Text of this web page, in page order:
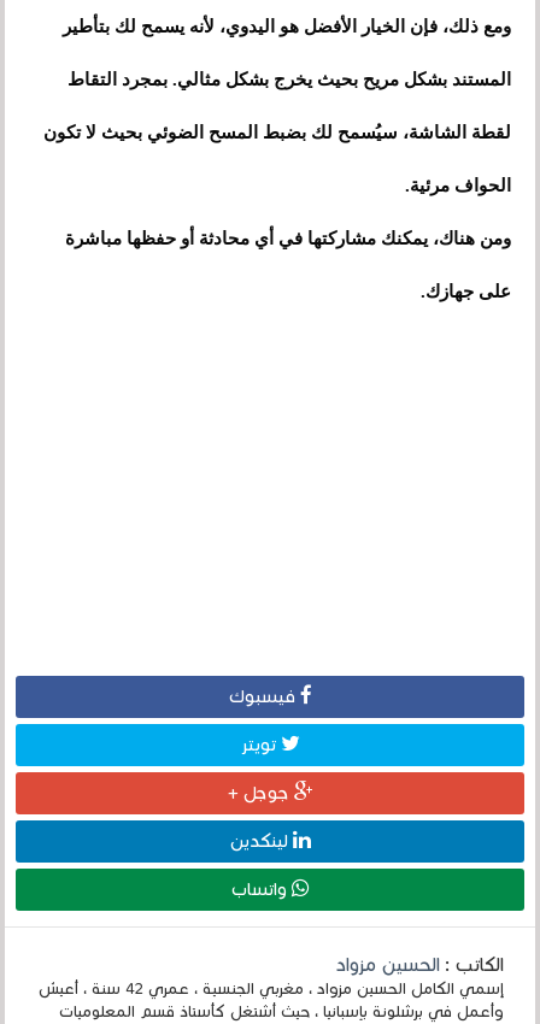
ومع ذلك، فإن الخيار الأفضل هو اليدوي، لأنه يسمح لك بتأطير
المستند بشكل مريح بحيث يخرج بشكل مثالي. بمجرد التقاط
لقطة الشاشة، سيُسمح لك بضبط المسح الضوئي بحيث لا تكون
الحواف مرئية.
ومن هناك، يمكنك مشاركتها في أي محادثة أو حفظها مباشرة
على جهازك.
فيسبوك
تويتر
جوجل +
لينكدين
واتساب
الكاتب :الحسين مزواد
إسمي الكامل الحسين مزواد ، مغربي الجنسية ، عمري 42 سنة ، أعيش
وأعمل في برشلونة بإسبانيا ، حيث أشتغل كأستاذ قسم المعلوميات